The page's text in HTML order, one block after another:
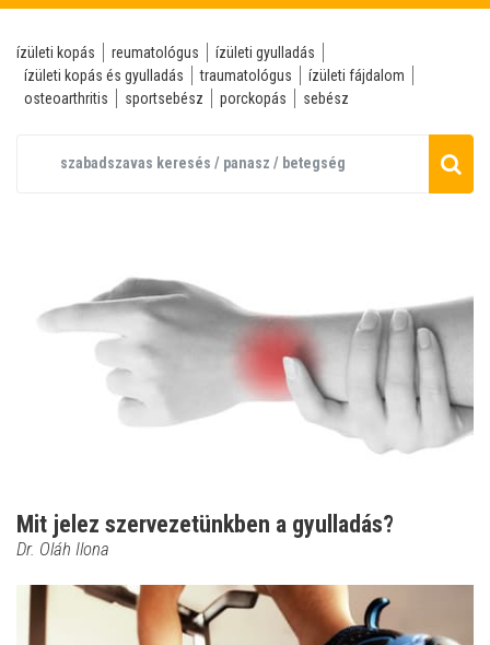
ízületi kopás reumatológus
ízületi gyulladás
ízületi kopás és gyulladás
traumatológus
ízületi fájdalom
osteoarthritis
sportsebész porckopás sebész
Mit jelez szervezetünkben a gyulladás?
Dr. Oláh Ilona